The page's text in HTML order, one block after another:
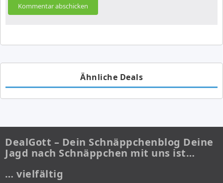
Ähnliche Deals
DealGott – Dein Schnäppchenblog Deine
Jagd nach Schnäppchen mit uns ist…
… vielfältig